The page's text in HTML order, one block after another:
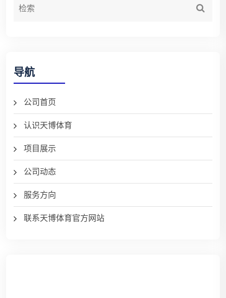
导航
公司首页
认识天博体育
项目展示
公司动态
服务方向
联系天博体育官方网站